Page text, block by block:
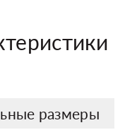
размеры